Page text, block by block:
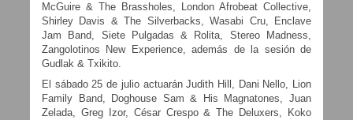
McGuire & The Brassholes, London Afrobeat Collective,
Shirley Davis & The Silverbacks, Wasabi Cru, Enclave
Jam Band, Siete Pulgadas & Rolita, Stereo Madness,
Zangolotinos New Experience, además de la sesión de
Gudlak & Txikito.
El sábado 25 de julio actuarán Judith Hill, Dani Nello, Lion
Family Band, Doghouse Sam & His Magnatones, Juan
Zelada, Greg Izor, César Crespo & The Deluxers, Koko